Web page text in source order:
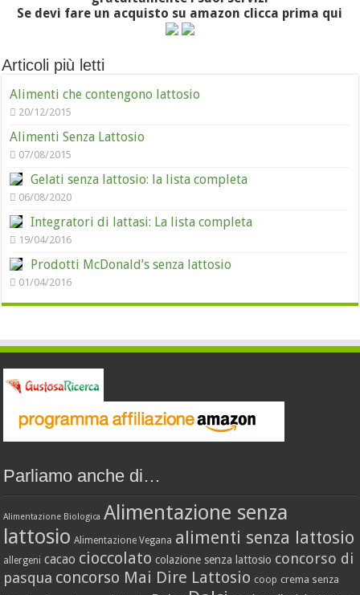
Se devi fare un acquisto su amazon clicca prima qui
Articoli più letti
Alimenti che contengono lattosio
20/12/2015
Alimenti Senza Lattosio
07/08/2015
Gelati senza lattosio: la lista completa
06/08/2020
Integratori di lattasi: La lista completa
19/04/2016
Prodotti McDonald’s senza lattosio
01/04/2016
Parliamo anche di…
Alimentazione Biologica Alimentazione senza
lattosio Alimentazione Vegana alimenti senza lattosio
allergeni cacao cioccolato colazione senza lattosio concorso di
pasqua concorso Mai Dire Lattosio coop crema senza